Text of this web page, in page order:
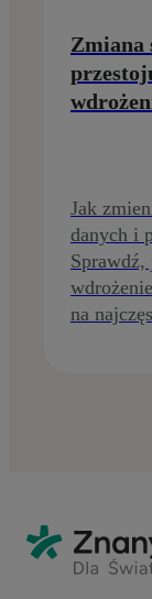
Zmiana
Jak
danych i
na